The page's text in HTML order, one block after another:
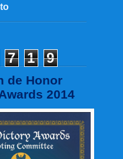
7 1
9
de Honor
2014